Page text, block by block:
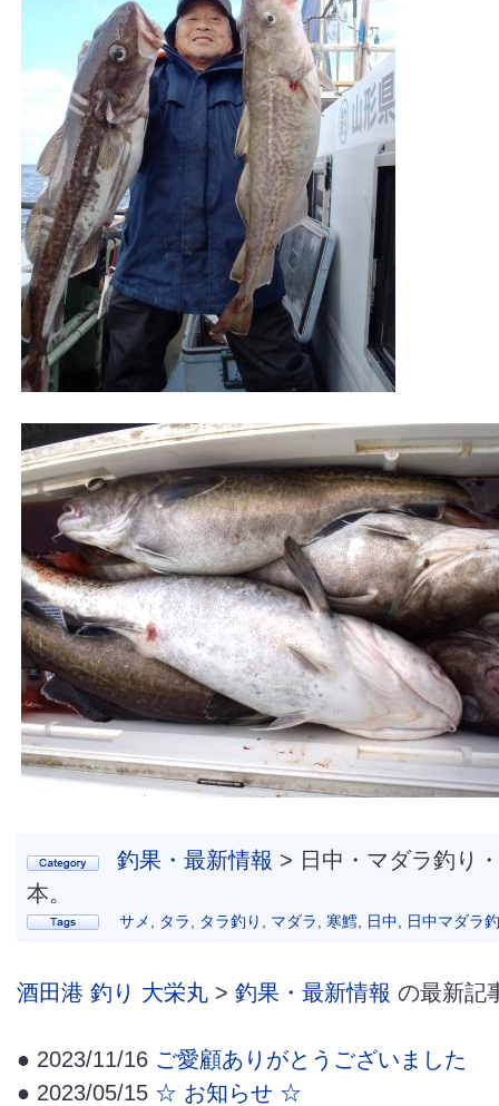
釣果・最新情報 > 日中・マダラ釣り
本。
サメ タラ タラ釣り マダラ 寒鱈 日中 日中マダラ
酒田港 釣り 大栄丸 > 釣果・最新情報 の最新記
● 2023/11/16 ご愛顧ありがとうございました
● 2023/05/15 ☆ お知らせ ☆